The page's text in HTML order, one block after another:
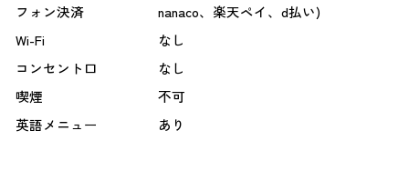
フォン決済
nanaco、楽天ペイ、d払い)
Wi-Fi
なし
コンセント口
なし
喫煙
不可
英語メニュー
あり